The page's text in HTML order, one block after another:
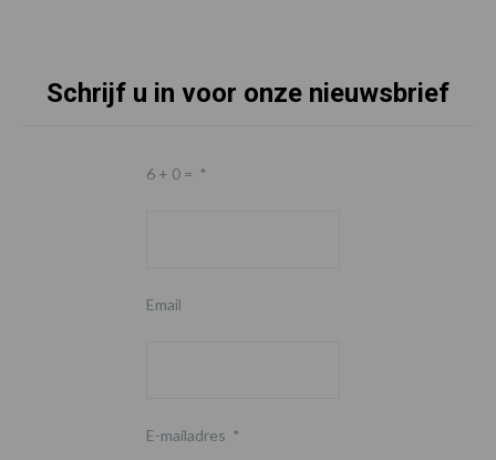
Schrijf u in voor onze nieuwsbrief
6 + 0 = *
Email
E-mailadres *